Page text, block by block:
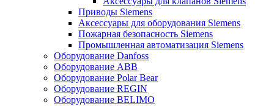
Приводы Siemens
Аксессуары для оборудования Siemens
Пожарная безопасность Siemens
Промышленная автоматизация Siemens
Оборудование Danfoss
Оборудование ABB
Оборудование Polar Bear
Оборудование REGIN
Оборудование BELIMO